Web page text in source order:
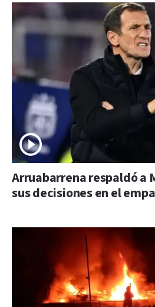
Arruabarrena respaldó a
sus decisiones en el